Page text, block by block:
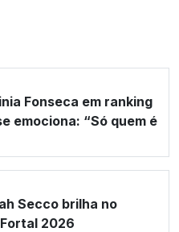
Fonseca em ranking
emociona: “Só quem é
Secco brilha no
2026